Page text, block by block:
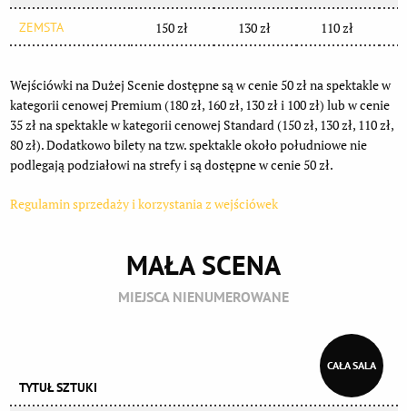
ZEMSTA 150 zł 130 zł 110 zł
Wejściówki na Dużej Scenie dostępne są w cenie 50 zł na spektakle w
kategorii cenowej Premium (180 zł, 160 zł, 130 zł i 100 zł) lub w cenie
35 zł na spektakle w kategorii cenowej Standard (150 zł, 130 zł, 110 zł,
80 zł). Dodatkowo bilety na tzw. spektakle około południowe nie
podlegają podziałowi na strefy i są dostępne w cenie 50 zł.
Regulamin sprzedaży i korzystania z wejściówek
MAŁA SCENA
MIEJSCA NIENUMEROWANE
TYTUŁ SZTUKI
CAŁA SALA